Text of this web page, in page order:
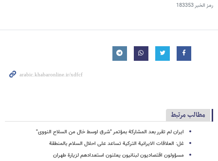
رمز الخبر183353
مطالب مرتبط
ایران لم تقرر بعد المشارکة بمؤتمر "شرق اوسط خال من السلاح النووی"
غل: العلاقات الایرانیة الترکیة تساعد على احلال السلام بالمنطقة
مسؤولون اقتصادیون لبنانیون یعلنون استعدادهم لزیارة طهران